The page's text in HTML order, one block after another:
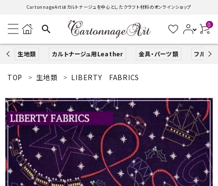
CartonnageArtはカルトナージュを中心としたクラフト材料のオンラインショップ
search 0
生地類 カルトナージュ用Leather 金具・パーツ類 フルキッ
search
ACCOUNT MENU
ようこそ ゲスト 様
ログイン 新規会員登録
生地類
TOP 生地類 LIBERTY FABRICS